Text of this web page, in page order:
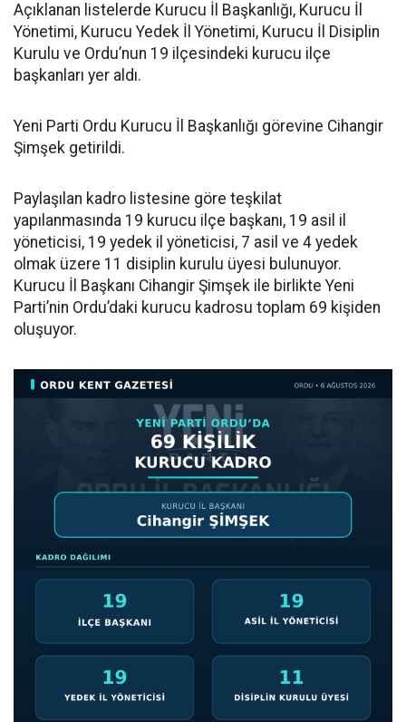
Açıklanan listelerde Kurucu İl Başkanlığı, Kurucu İl
Yönetimi, Kurucu Yedek İl Yönetimi, Kurucu İl Disiplin
Kurulu ve Ordu’nun 19 ilçesindeki kurucu ilçe
başkanları yer aldı.
Yeni Parti Ordu Kurucu İl Başkanlığı görevine Cihangir
Şimşek getirildi.
Paylaşılan kadro listesine göre teşkilat
yapılanmasında 19 kurucu ilçe başkanı, 19 asil il
yöneticisi, 19 yedek il yöneticisi, 7 asil ve 4 yedek
olmak üzere 11 disiplin kurulu üyesi bulunuyor.
Kurucu İl Başkanı Cihangir Şimşek ile birlikte Yeni
Parti’nin Ordu’daki kurucu kadrosu toplam 69 kişiden
oluşuyor.